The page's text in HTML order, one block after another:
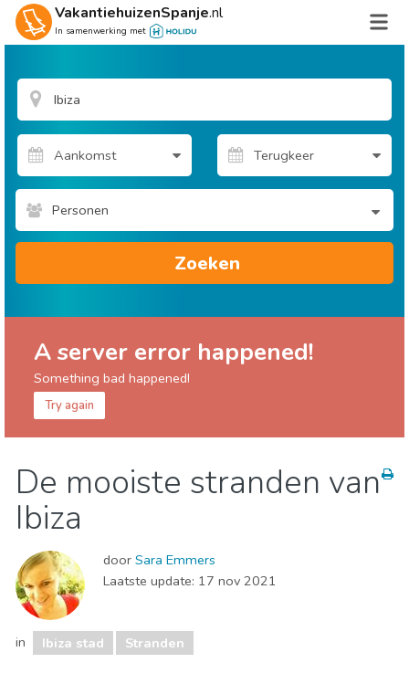
VakantiehuizenSpanje.nl
In samenwerking met
Personen
Zoeken
A server error happened!
Something bad happened!
Try again
Stranden
De mooiste stranden van
Ibiza
door Sara Emmers
Laatste update: 17 nov 2021
in Ibiza stad Stranden